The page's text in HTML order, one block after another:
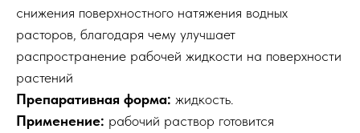
снижения поверхностного натяжения водных
расторов, благодаря чему улучшает
распространение рабочей жидкости на поверхности
растений
Препаративная форма: жидкость.
Применение: рабочий раствор готовится